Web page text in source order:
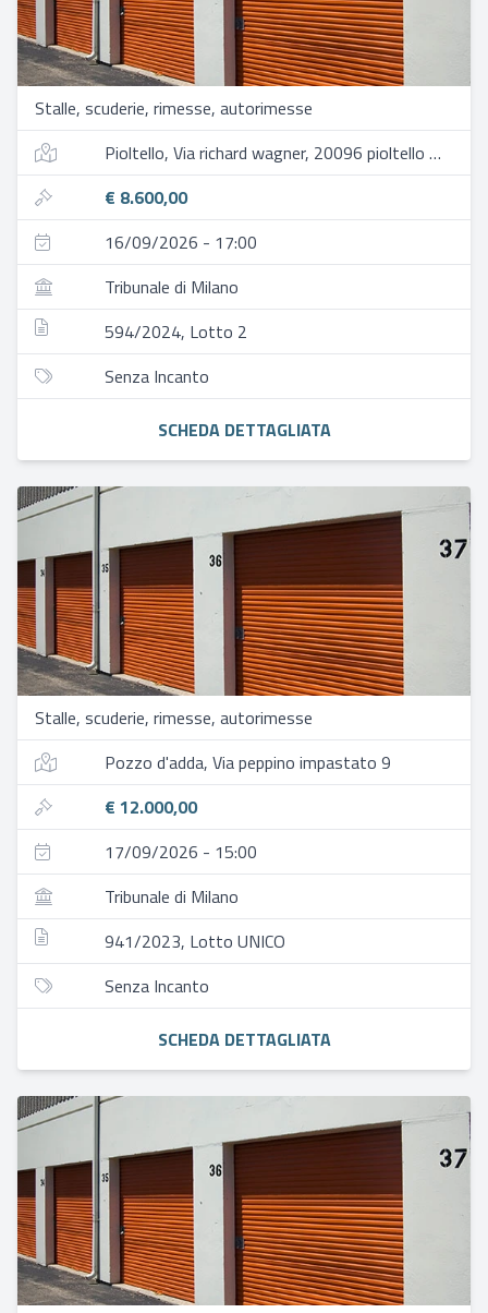
Stalle, scuderie, rimesse, autorimesse
Pioltello, Via richard wagner, 20096 pioltello mi, italia
€ 8.600,00
16/09/2026 - 17:00
Tribunale di Milano
594/2024, Lotto 2
Senza Incanto
SCHEDA DETTAGLIATA
Stalle, scuderie, rimesse, autorimesse
Pozzo d'adda, Via peppino impastato 9
€ 12.000,00
17/09/2026 - 15:00
Tribunale di Milano
941/2023, Lotto UNICO
Senza Incanto
SCHEDA DETTAGLIATA